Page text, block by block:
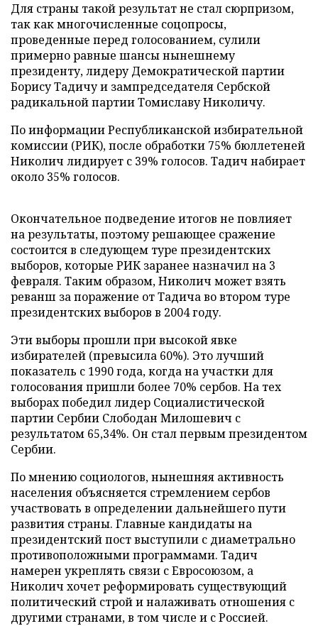
Для страны такой результат не стал сюрпризом,
так как многочисленные соцопросы,
проведенные перед голосованием, сулили
примерно равные шансы нынешнему
президенту, лидеру Демократической партии
Борису Тадичу и зампредседателя Сербской
радикальной партии Томиславу Николичу.
По информации Республиканской избирательной
комиссии (РИК), после обработки 75% бюллетеней
Николич лидирует с 39% голосов. Тадич набирает
около 35% голосов.
Окончательное подведение итогов не повлияет
на результаты, поэтому решающее сражение
состоится в следующем туре президентских
выборов, которые РИК заранее назначил на 3
февраля. Таким образом, Николич может взять
реванш за поражение от Тадича во втором туре
президентских выборов в 2004 году.
Эти выборы прошли при высокой явке
избирателей (превысила 60%). Это лучший
показатель с 1990 года, когда на участки для
голосования пришли более 70% сербов. На тех
выборах победил лидер Социалистической
партии Сербии Слободан Милошевич с
результатом 65,34%. Он стал первым президентом
Сербии.
По мнению социологов, нынешняя активность
населения объясняется стремлением сербов
участвовать в определении дальнейшего пути
развития страны. Главные кандидаты на
президентский пост выступили с диаметрально
противоположными программами. Тадич
намерен укреплять связи с Евросоюзом, а
Николич хочет реформировать существующий
политический строй и налаживать отношения с
другими странами, в том числе и с Россией.